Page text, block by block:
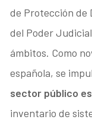
de Protección de
del Poder
ámbitos. Como
española, se
sector público
inventario de